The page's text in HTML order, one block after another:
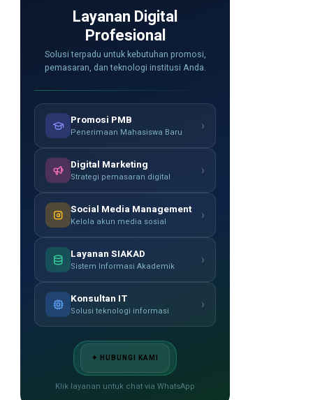
Layanan Digital
Profesional
Solusi terpadu untuk kebutuhan promosi,
pemasaran, dan teknologi institusi Anda.
Promosi PMB
Penerimaan Mahasiswa Baru ›
Digital Marketing
Strategi pemasaran digital ›
Social Media Management
Kelola akun media sosial ›
Layanan SIAKAD
Sistem Informasi Akademik ›
Konsultan IT
Solusi teknologi informasi ›
✦ HUBUNGI KAMI
Klik layanan untuk chat via WhatsApp